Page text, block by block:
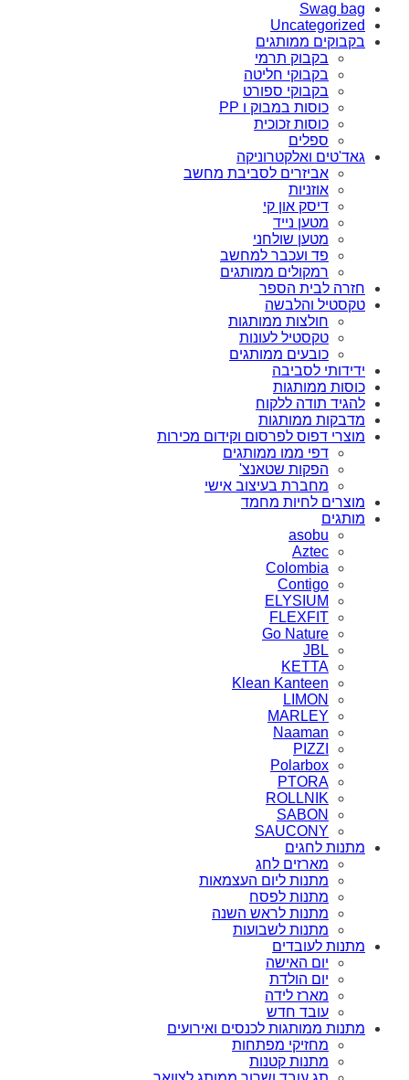
Swag bag
Uncategorized
בקבוקים ממותגים
בקבוק תרמי
בקבוקי חליטה
בקבוקי ספורט
כוסות במבוק ו PP
כוסות זכוכית
ספלים
גאד'טים ואלקטרוניקה
אביזרים לסביבת מחשב
אוזניות
דיסק און קי
מטען נייד
מטען שולחני
פד ועכבר למחשב
רמקולים ממותגים
חזרה לבית הספר
טקסטיל והלבשה
חולצות ממותגות
טקסטיל לעונות
כובעים ממותגים
ידידותי לסביבה
כוסות ממותגות
להגיד תודה ללקוח
מדבקות ממותגות
מוצרי דפוס לפרסום וקידום מכירות
דפי ממו ממותגים
הפקות שטאנצ'
מחברת בעיצוב אישי
מוצרים לחיות מחמד
מותגים
asobu
Aztec
Colombia
Contigo
ELYSIUM
FLEXFIT
Go Nature
JBL
KETTA
Klean Kanteen
LIMON
MARLEY
Naaman
PIZZI
Polarbox
PTORA
ROLLNIK
SABON
SAUCONY
מתנות לחגים
מארזים לחג
מתנות ליום העצמאות
מתנות לפסח
מתנות לראש השנה
מתנות לשבועות
מתנות לעובדים
יום האישה
יום הולדת
מארז לידה
עובד חדש
מתנות ממותגות לכנסים ואירועים
מחזיקי מפתחות
מתנות קטנות